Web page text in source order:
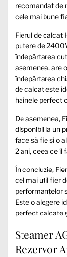
recomandat de
cele mai bune
Fierul de calcat
putere de
îndepărtarea
asemenea, are
îndepărtarea
de calcat este
hainele perfect
De asemenea,
disponibil la un
face să fie și o
2 ani, ceea ce îl
În concluzie,
cel mai util fier
performanțelor
Este o alegere
perfect calcate
Steamer
Rezervor